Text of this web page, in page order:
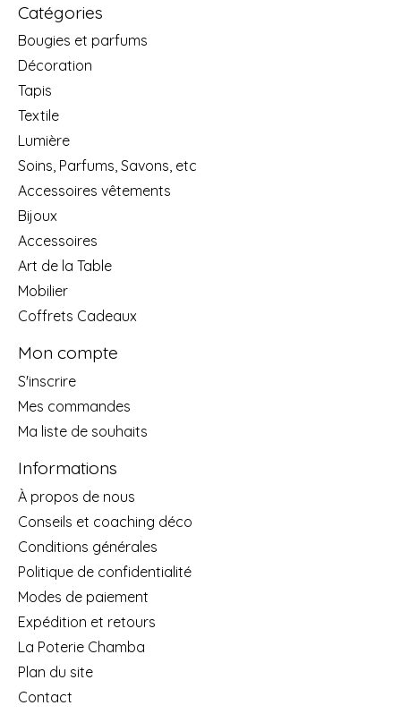
Catégories
Bougies et parfums
Décoration
Tapis
Textile
Lumière
Soins, Parfums, Savons, etc
Accessoires vêtements
Bijoux
Accessoires
Art de la Table
Mobilier
Coffrets Cadeaux
Mon compte
S'inscrire
Mes commandes
Ma liste de souhaits
Informations
À propos de nous
Conseils et coaching déco
Conditions générales
Politique de confidentialité
Modes de paiement
Expédition et retours
La Poterie Chamba
Plan du site
Contact